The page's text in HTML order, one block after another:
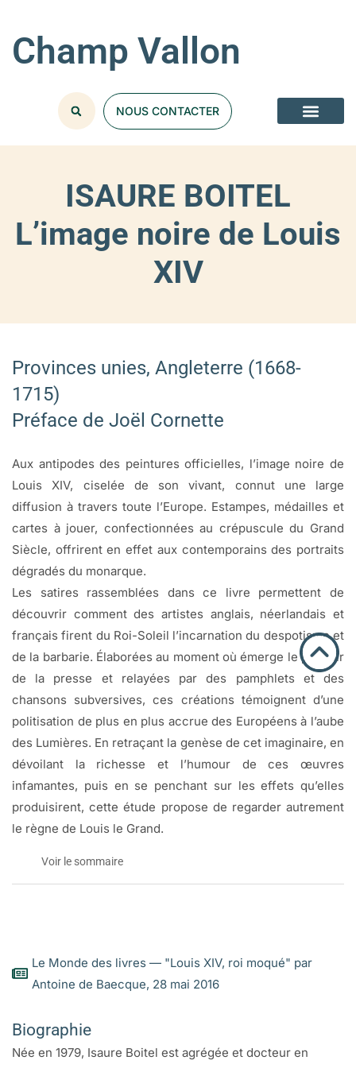
Champ Vallon
NOUS CONTACTER
ISAURE BOITEL
L’image noire de Louis
XIV
Provinces unies, Angleterre (1668-
1715)
Préface de Joël Cornette
Aux antipodes des peintures officielles, l’image noire de
Louis XIV, ciselée de son vivant, connut une large
diffusion à travers toute l’Europe. Estampes, médailles et
cartes à jouer, confectionnées au crépuscule du Grand
Siècle, offrirent en effet aux contemporains des portraits
dégradés du monarque.
Les satires rassemblées dans ce livre permettent de
découvrir comment des artistes anglais, néerlandais et
français firent du Roi-Soleil l’incarnation du despotisme et
de la barbarie. Élaborées au moment où émerge le pouvoir
de la presse et relayées par des pamphlets et des
chansons subversives, ces créations témoignent d’une
politisation de plus en plus accrue des Européens à l’aube
des Lumières. En retraçant la genèse de cet imaginaire, en
dévoilant la richesse et l’humour de ces œuvres
infamantes, puis en se penchant sur les effets qu’elles
produisirent, cette étude propose de regarder autrement
le règne de Louis le Grand.
Voir le sommaire
Notes sur le texte
Abréviations
INTRODUCTION
PROLOGUE
Le Monde des livres — "Louis XIV, roi moqué" par
Antoine de Baecque, 28 mai 2016
Biographie
Née en 1979, Isaure Boitel est agrégée et docteur en